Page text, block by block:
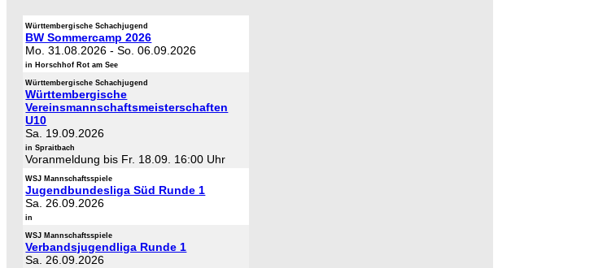
Württembergische Schachjugend
BW Sommercamp 2026
Mo. 31.08.2026 -So. 06.09.2026
in Horschhof Rot am See
Württembergische Schachjugend
Württembergische
Vereinsmannschaftsmeisterschaften
U10
Sa. 19.09.2026
in Spraitbach
Voranmeldung bis Fr. 18.09. 16:00 Uhr
WSJ Mannschaftsspiele
Jugendbundesliga Süd Runde 1
Sa. 26.09.2026
in
WSJ Mannschaftsspiele
Verbandsjugendliga Runde 1
Sa. 26.09.2026